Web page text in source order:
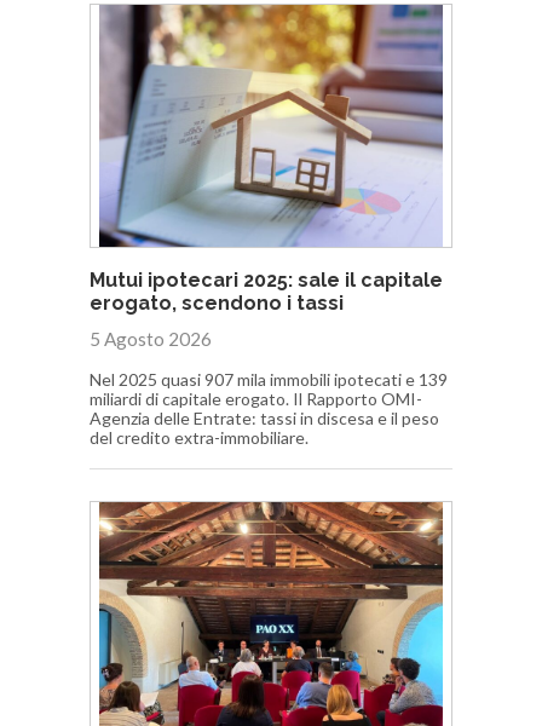
Mutui ipotecari 2025: sale il capitale
erogato, scendono i tassi
5 Agosto 2026
Nel 2025 quasi 907 mila immobili ipotecati e 139
miliardi di capitale erogato. Il Rapporto OMI-
Agenzia delle Entrate: tassi in discesa e il peso
del credito extra-immobiliare.